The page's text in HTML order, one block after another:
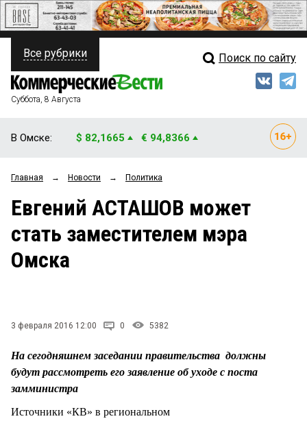
ПОЛИТИКА
ФИНАНСЫ
ОБЩЕСТВО
ЗАКОН
Свежий выпуск
Рейтинги
Блоги
Все рубрики Поиск по сайту
Суббота, 8 Августа
В Омске: $ 82,1665 € 94,8366
Главная → Новости → Политика
Евгений АСТАШОВ может
стать заместителем мэра
Омска
3 февраля 2016 12:00 0 5382
На сегодняшнем заседании правительства должны
будут рассмотреть его заявление об уходе с поста
замминистра
Источники «КВ» в региональном